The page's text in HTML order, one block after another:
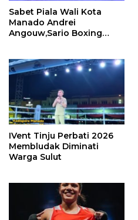
Sabet Piala Wali Kota
Manado Andrei
Angouw,Sario Boxing
IVent Tinju Perbati 2026
Membludak Diminati
Warga Sulut